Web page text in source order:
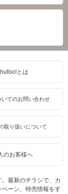
とは
いてのお問い合わせ
取り扱いについて
のお客様へ
最新のチラシで、カ
ーン、特売情報をす